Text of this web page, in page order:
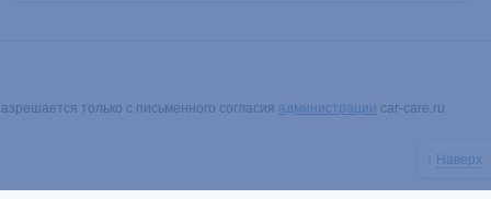
↑ Наверх
только с письменного согласия администрации car-care.ru